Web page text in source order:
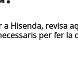
a Hisenda, revisa
per fer la